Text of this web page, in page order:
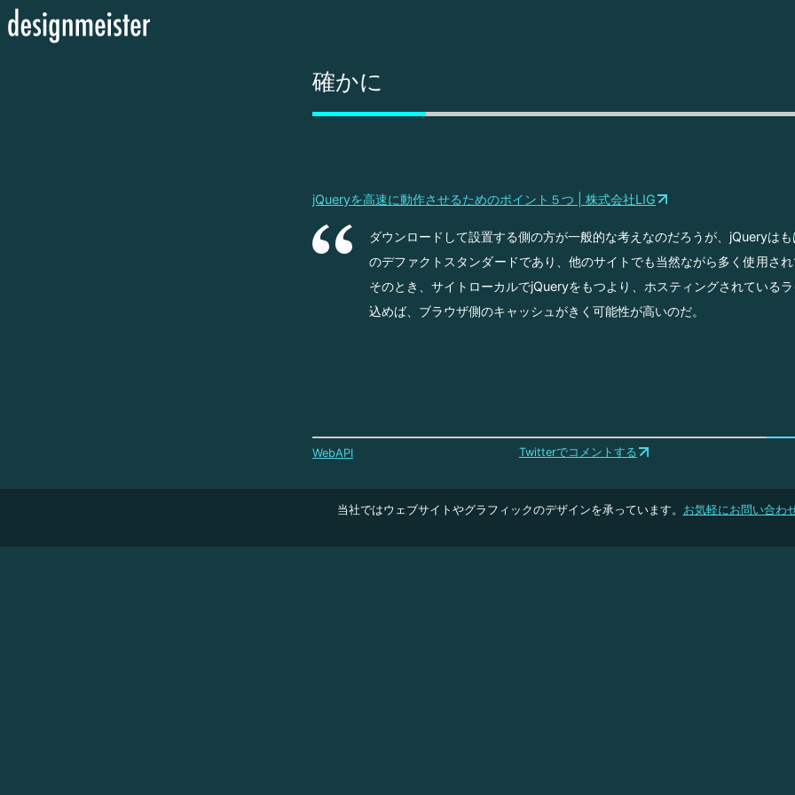
確かに
jQueryを高速に動作させるためのポイント５つ | 株式会社LIG
ダウンロードして設置する側の方が一般的な考えなのだろうが、jQueryは
のデファクトスタンダードであり、他のサイトでも当然ながら多く使用され
そのとき、サイトローカルでjQueryをもつより、ホスティングされている
込めば、ブラウザ側のキャッシュがきく可能性が高いのだ。
WebAPI Twitterでコメントする
当社ではウェブサイトやグラフィックのデザインを承っています。 お気軽にお問い合わ